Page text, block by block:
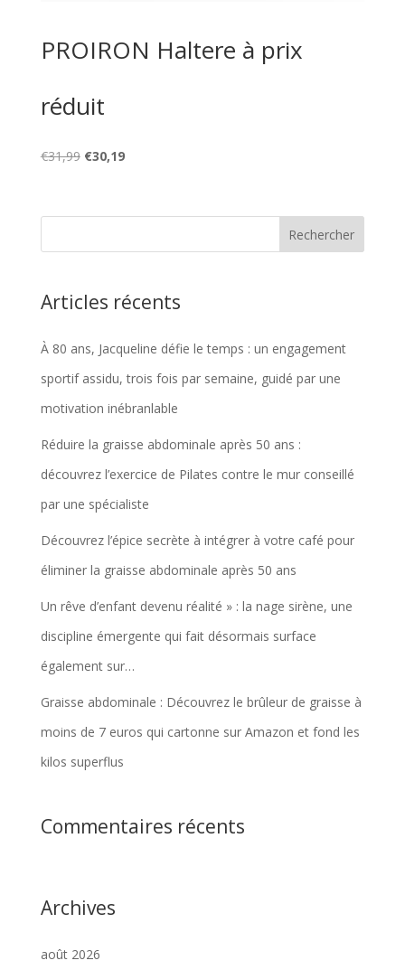
PROIRON Haltere à prix
réduit
€31,99 Le
était :
€30,19Le
est :
Articles récents
À 80 ans, Jacqueline défie le temps : un engagement
sportif assidu, trois fois par semaine, guidé par une
motivation inébranlable
Réduire la graisse abdominale après 50 ans :
découvrez l’exercice de Pilates contre le mur conseillé
par une spécialiste
Découvrez l’épice secrète à intégrer à votre café pour
éliminer la graisse abdominale après 50 ans
Un rêve d’enfant devenu réalité » : la nage sirène, une
discipline émergente qui fait désormais surface
également sur…
Graisse abdominale : Découvrez le brûleur de graisse à
moins de 7 euros qui cartonne sur Amazon et fond les
kilos superflus
Commentaires récents
Archives
août 2026